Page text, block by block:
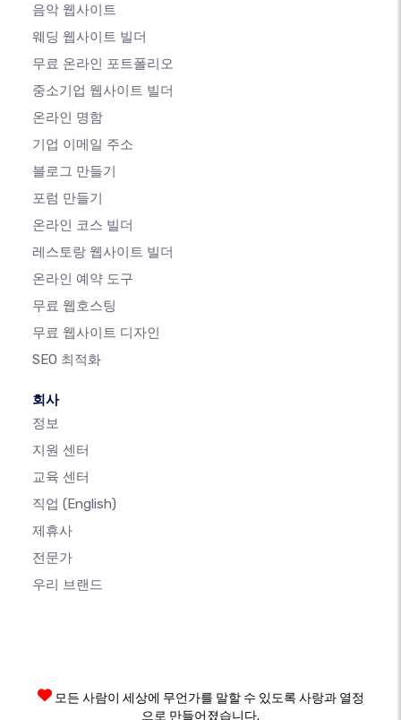
음악 웹사이트
웨딩 웹사이트 빌더
무료 온라인 포트폴리오
중소기업 웹사이트 빌더
온라인 명함
기업 이메일 주소
블로그 만들기
포럼 만들기
온라인 코스 빌더
레스토랑 웹사이트 빌더
온라인 예약 도구
무료 웹호스팅
무료 웹사이트 디자인
SEO 최적화
회사
정보
지원 센터
교육 센터
직업 (English)
제휴사
전문가
우리 브랜드
모든 사람이 세상에 무언가를 말할 수 있도록 사랑과 열정
으로 만들어졌습니다.